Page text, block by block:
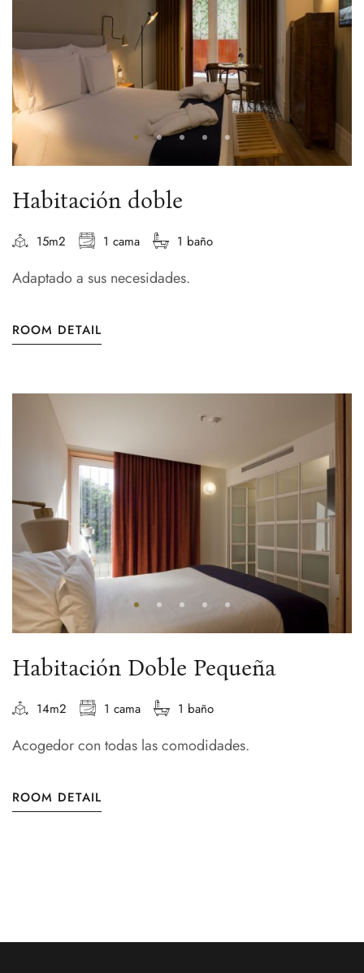
Habitación doble
15m2 1 cama 1 baño
Adaptado a sus necesidades.
ROOM DETAIL
Habitación Doble Pequeña
14m2 1 cama 1 baño
Acogedor con todas las comodidades.
ROOM DETAIL